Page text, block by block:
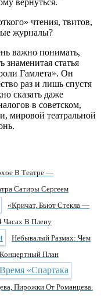
чтения, твитов,
журналы?
важно понимать,
знаменитая статья
Гамлета». Он
раз и лишь спустя
сказать даже
в советском,
мировой театральной
В Театре —
Сатиры Сергеем
«Кричат, Бьют Стекла —
В Плену
Небывалый Размах: Чем
План
Пирожки От Романцева.